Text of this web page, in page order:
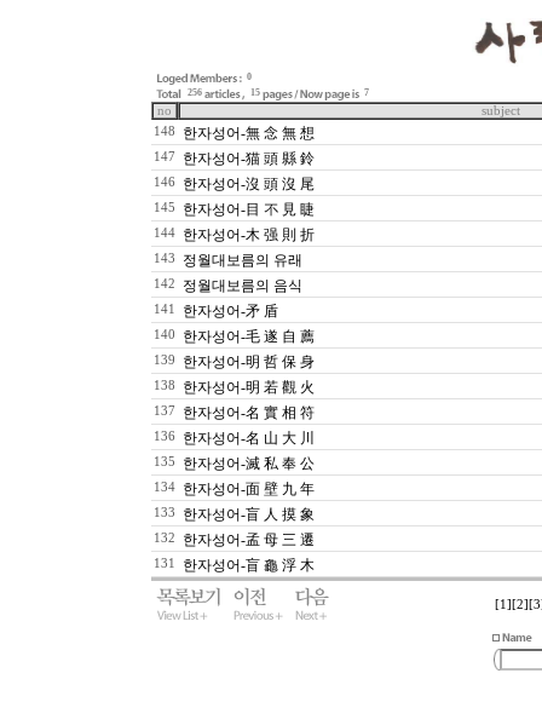
0
256
15 7
no
subject
148
한자성어-無 念 無 想
147 한자성어-猫 頭 縣 鈴
146 한자성어-沒 頭 沒 尾
145 한자성어-目 不 見 睫
144 한자성어-木 强 則 折
143 정월대보름의 유래
142 정월대보름의 음식
141 한자성어-矛 盾
140 한자성어-毛 遂 自 薦
139 한자성어-明 哲 保 身
138 한자성어-明 若 觀 火
137 한자성어-名 實 相 符
136 한자성어-名 山 大 川
135 한자성어-滅 私 奉 公
134 한자성어-面 壁 九 年
133 한자성어-盲 人 摸 象
132 한자성어-孟 母 三 遷
131 한자성어-盲 龜 浮 木
[1] [2]